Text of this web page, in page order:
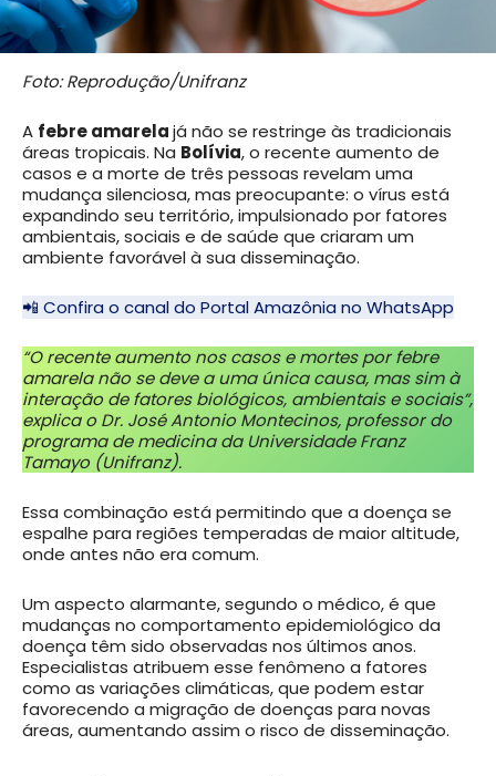
Foto: Reprodução/Unifranz
A febre amarelajá não se restringe às tradicionais
áreas tropicais. Na Bolívia, o recente aumento de
casos e a morte de três pessoas revelam uma
mudança silenciosa, mas preocupante: o vírus está
expandindo seu território, impulsionado por fatores
ambientais, sociais e de saúde que criaram um
ambiente favorável à sua disseminação.
📲 Confira o canal do Portal Amazônia no WhatsApp
“O recente aumento nos casos e mortes por febre
amarela não se deve a uma única causa, mas sim à
interação de fatores biológicos, ambientais e sociais”,
explica o Dr. José Antonio Montecinos, professor do
programa de medicina da Universidade Franz
Tamayo (Unifranz).
Essa combinação está permitindo que a doença se
espalhe para regiões temperadas de maior altitude,
onde antes não era comum.
Um aspecto alarmante, segundo o médico, é que
mudanças no comportamento epidemiológico da
doença têm sido observadas nos últimos anos.
Especialistas atribuem esse fenômeno a fatores
como as variações climáticas, que podem estar
favorecendo a migração de doenças para novas
áreas, aumentando assim o risco de disseminação.